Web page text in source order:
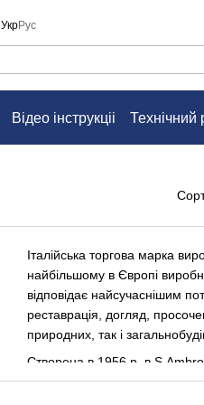
УкрРус
Відео інструкціі Технічний
Італійська торгова марка
найбільшому в Європі
відповідає найсучаснішим
реставрація, догляд,
природних, так і
Створена в 1956 р. в
приступила до виробництва